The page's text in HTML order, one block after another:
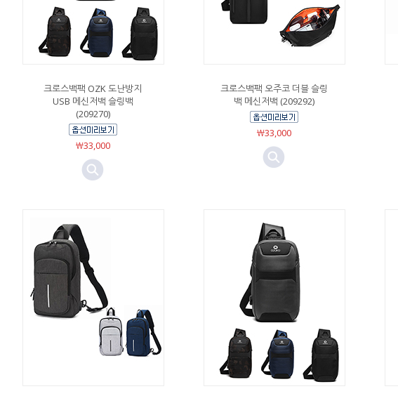
크로스백팩 OZK 도난방지
USB 메신저백 슬링백
(209270)
￦33,000
크로스백팩 오주코 더블 슬링
백 메신저백 (209292)
￦33,000